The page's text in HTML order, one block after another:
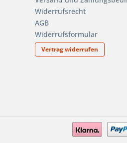
Widerrufsrecht
AGB
Widerrufsformular
Vertrag widerrufen